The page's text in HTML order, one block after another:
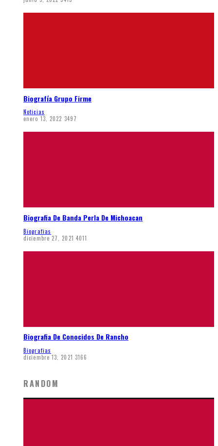
Biografía Grupo Firme
Noticias
enero 13, 2022 3497
Biografia De Banda Perla De Michoacan
Biografias
diciembre 27, 2021 4011
Biografia De Conocidos De Rancho
Biografias
diciembre 13, 2021 3166
RANDOM